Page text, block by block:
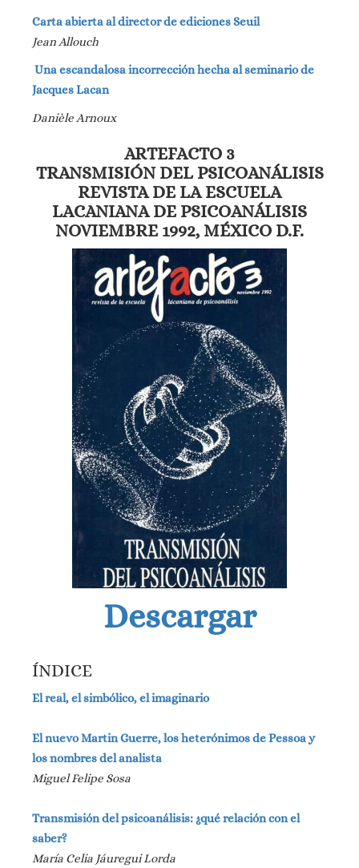
Carta abierta al director de ediciones Seuil
Jean Allouch
Una escandalosa incorrección hecha al seminario de
Jacques Lacan
Danièle Arnoux
ARTEFACTO 3
TRANSMISIÓN DEL PSICOANÁLISIS
REVISTA DE LA ESCUELA
LACANIANA DE PSICOANÁLISIS
NOVIEMBRE 1992, MÉXICO D.F.
Descargar
ÍNDICE
El real, el simbólico, el imaginario
El nuevo Martin Guerre, los heterónimos de Pessoa y
los nombres del analista
Miguel Felipe Sosa
Transmisión del psicoanálisis: ¿qué relación con el
saber?
María Celia Jáuregui Lorda